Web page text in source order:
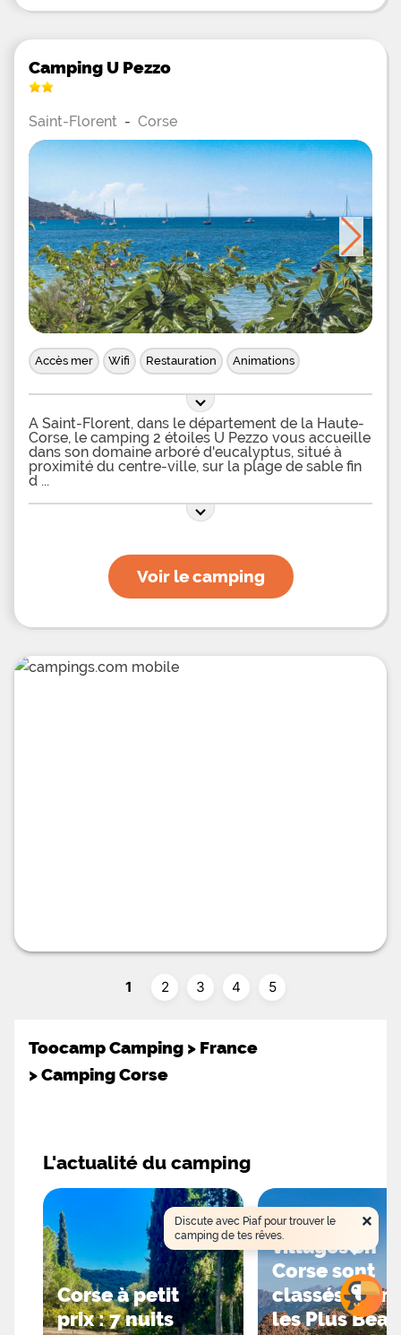
Camping U Pezzo
Saint-Florent - Corse
Accès mer Wifi Restauration Animations
A Saint-Florent, dans le département de la Haute-
Corse, le camping 2 étoiles U Pezzo vous accueille
dans son domaine arboré d'eucalyptus, situé à
proximité du centre-ville, sur la plage de sable fin
d
Voir le camping
1 2 3 4 5
Toocamp Camping > France
>Camping Corse
L'actualité du camping
Corse à petit
prix : 7 nuits
Seuls 2
villages en
Corse sont
classés
les Plus
×
Discute avec Piaf pour trouver le
camping de tes rêves.